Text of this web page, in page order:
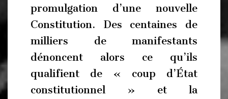
promulgation d’une nouvelle
Constitution. Des centaines de
milliers de manifestants
dénoncent alors ce qu’ils
qualifient de « coup d’État
constitutionnel » et la